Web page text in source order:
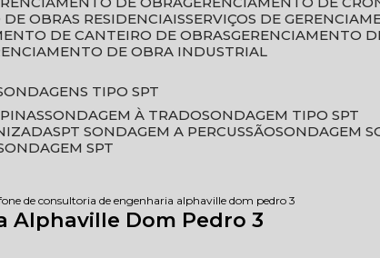
DE OBRAS RESIDENCIAIS SERVIÇOS DE
DE CANTEIRO DE OBRAS
GERENCIAMENTO
DE OBRA INDUSTRIAL
SONDAGENS TIPO SPT
SONDAGEM À TRADO SONDAGEM TIPO SPT
SPT SONDAGEM A PERCUSSÃO SONDAGEM
SONDAGEM SPT
de consultoria de engenharia alphaville dom pedro 3
Alphaville Dom Pedro 3